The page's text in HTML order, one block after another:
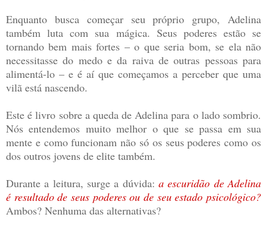
Enquanto busca começar seu próprio grupo, Adelina
também luta com sua mágica. Seus poderes estão se
tornando bem mais fortes – o que seria bom, se ela não
necessitasse do medo e da raiva de outras pessoas para
alimentá-lo – e é aí que começamos a perceber que uma
vilã está nascendo.
Este é livro sobre a queda de Adelina para o lado sombrio.
Nós entendemos muito melhor o que se passa em sua
mente e como funcionam não só os seus poderes como os
dos outros jovens de elite também.
Durante a leitura, surge a dúvida: a escuridão de Adelina
é resultado de seus poderes ou de seu estado psicológico?
Ambos? Nenhuma das alternativas?